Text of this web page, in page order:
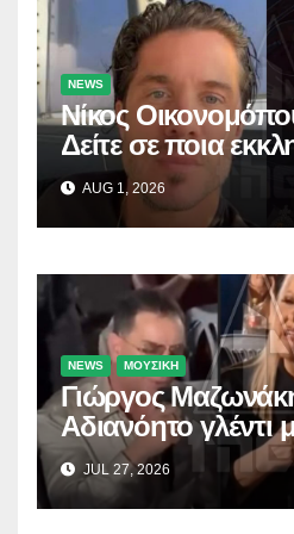
NEWS
Νίκος
Δείτε σε ποια
προσκύνησε!
AUG 1, 2026
NEWS ΜΟΥΣΙΚΗ
Γιώργος
Αδιανόητο γλέντι
Σαλέα
JUL 27, 2026